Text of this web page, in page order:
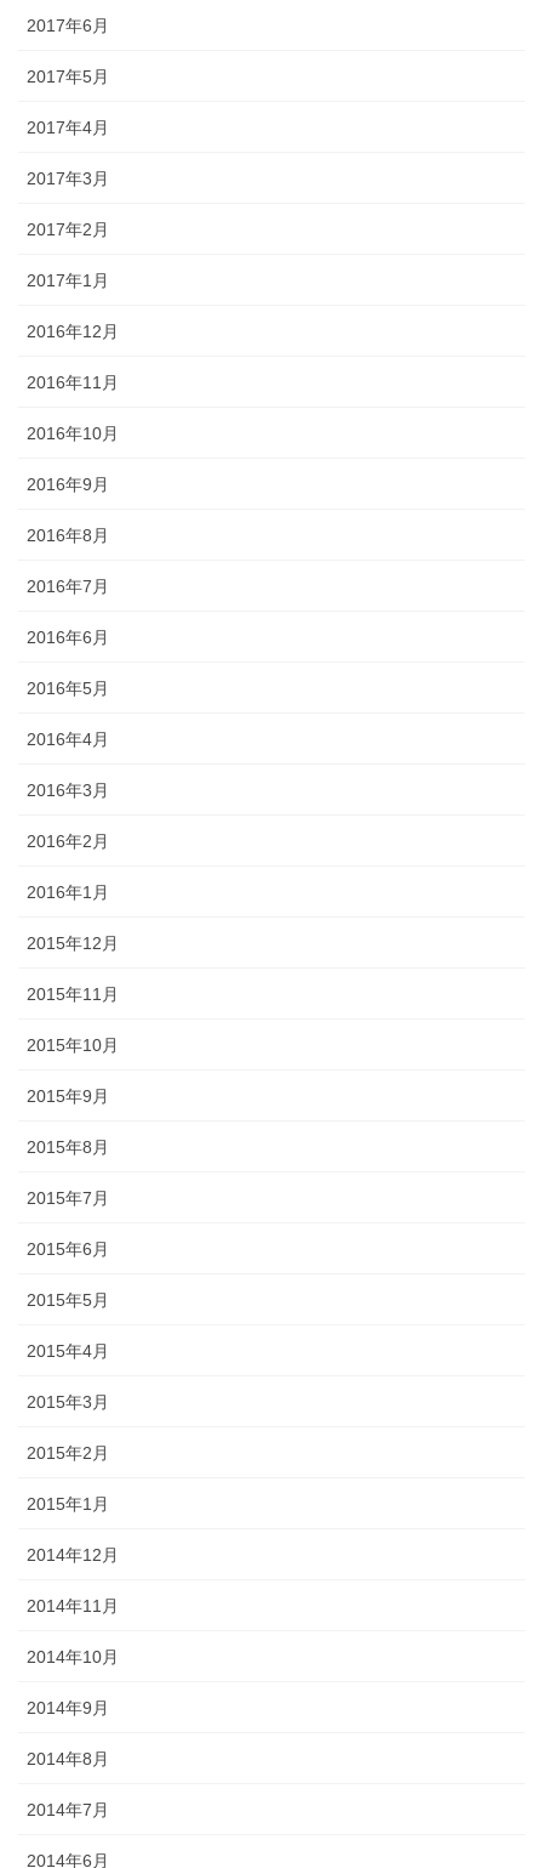
2017年6月
2017年5月
2017年4月
2017年3月
2017年2月
2017年1月
2016年12月
2016年11月
2016年10月
2016年9月
2016年8月
2016年7月
2016年6月
2016年5月
2016年4月
2016年3月
2016年2月
2016年1月
2015年12月
2015年11月
2015年10月
2015年9月
2015年8月
2015年7月
2015年6月
2015年5月
2015年4月
2015年3月
2015年2月
2015年1月
2014年12月
2014年11月
2014年10月
2014年9月
2014年8月
2014年7月
2014年6月